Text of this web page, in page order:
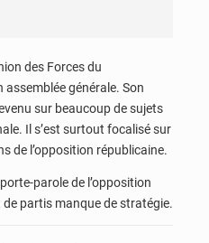
des Forces du
générale. Son
sur beaucoup de sujets
Il s’est surtout focalisé sur
de l’opposition républicaine.
parole de l’opposition
partis manque de stratégie.